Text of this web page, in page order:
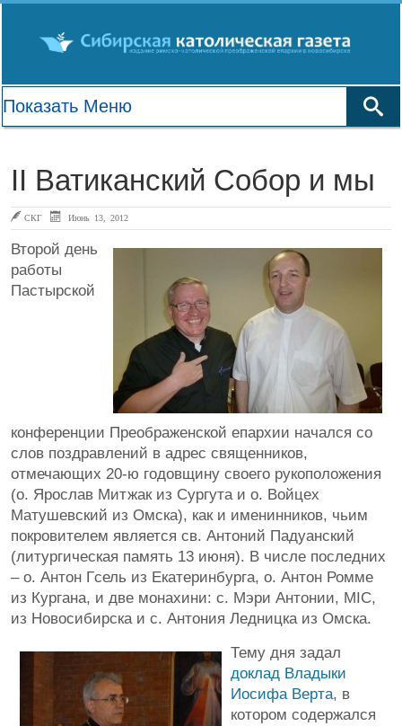
II Ватиканский Собор и мы
СКГ Июнь 13, 2012
Второй день
работы
Пастырской
конференции Преображенской епархии начался со
слов поздравлений в адрес священников,
отмечающих 20-ю годовщину своего рукоположения
(о. Ярослав Митжак из Сургута и о. Войцех
Матушевский из Омска), как и именинников, чьим
покровителем является св. Антоний Падуанский
(литургическая память 13 июня). В числе последних
– о. Антон Гсель из Екатеринбурга, о. Антон Ромме
из Кургана, и две монахини: с. Мэри Антонии, MIC,
из Новосибирска и с. Антония Ледницка из Омска.
Тему дня задал
доклад Владыки
Иосифа Верта, в
котором содержался